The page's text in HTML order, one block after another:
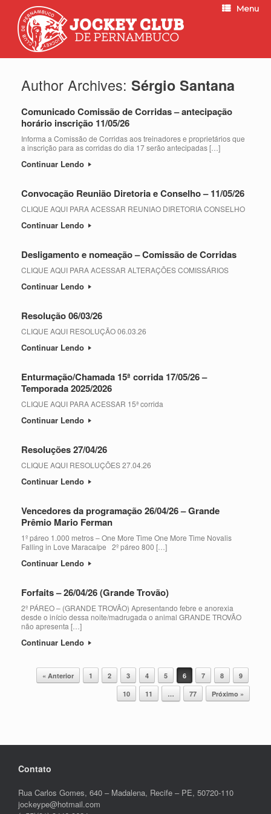
Menu
Author Archives: Sérgio Santana
Comunicado Comissão de Corridas – antecipação
horário inscrição 11/05/26
Informa a Comissão de Corridas aos treinadores e proprietários que
a inscrição para as corridas do dia 17 serão antecipadas […]
Continuar Lendo
Convocação Reunião Diretoria e Conselho – 11/05/26
CLIQUE AQUI PARA ACESSAR REUNIAO DIRETORIA CONSELHO
Continuar Lendo
Desligamento e nomeação – Comissão de Corridas
CLIQUE AQUI PARA ACESSAR ALTERAÇÕES COMISSÁRIOS
Continuar Lendo
Resolução 06/03/26
CLIQUE AQUI RESOLUÇÃO 06.03.26
Continuar Lendo
Enturmação/Chamada 15ª corrida 17/05/26 –
Temporada 2025/2026
CLIQUE AQUI PARA ACESSAR 15ª corrida
Continuar Lendo
Resoluções 27/04/26
CLIQUE AQUI RESOLUÇÕES 27.04.26
Continuar Lendo
Vencedores da programação 26/04/26 – Grande
Prêmio Mario Ferman
1º páreo 1.000 metros – One More Time One More Time Novalis
Falling in Love Maracaípe 2º páreo 800 […]
Continuar Lendo
Forfaits – 26/04/26 (Grande Trovão)
2º PÁREO – (GRANDE TROVÃO) Apresentando febre e anorexia
desde o início dessa noite/madrugada o animal GRANDE TROVÃO
não apresenta […]
Continuar Lendo
Post navigation
« Anterior 1 2 3 4 5 6 7 8
9
10
11 … 77 Próximo »
Contato
Rua Carlos Gomes, 640 – Madalena, Recife – PE, 50720-110
jockeype@hotmail.com